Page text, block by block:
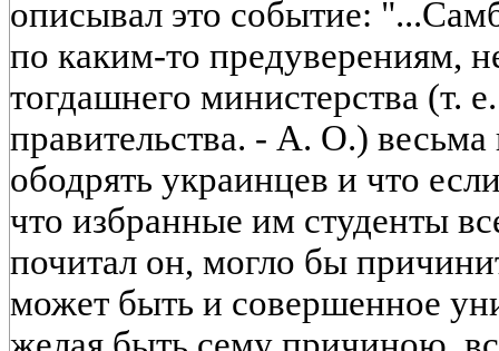
описывал это событие:
по каким-то предуверениям,
тогдашнего министерства (т.
правительства. - А. О.)
ободрять украинцев и что
что избранные им студенты
почитал он, могло бы
может быть и совершенное